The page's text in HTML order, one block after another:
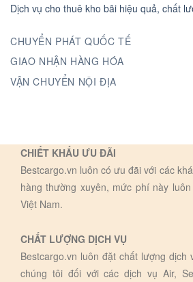
Dịch vụ cho thuê kho bãi hiệu quả, chất
CHUYỂN PHÁT QUỐC TẾ
GIAO NHẬN HÀNG HÓA
VẬN CHUYỂN NỘI ĐỊA
CHIẾT KHẤU ƯU ĐÃI
Bestcargo.vn luôn có ưu đãi với các
hàng thường xuyên, mức phí này
Việt Nam.
CHẤT LƯỢNG DỊCH VỤ
Bestcargo.vn luôn đặt chất lượng dịch
chúng tôi đối với các dịch vụ Air,